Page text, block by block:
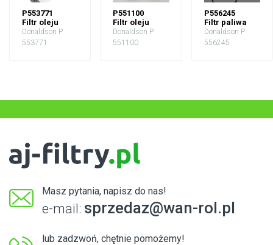
P553771
Filtr oleju
Donaldson P
553771
P551100
Filtr oleju
Donaldson P
551100
P556245
Filtr paliwa
Donaldson P
556245
Masz pytania, napisz do nas!
e-mail: sprzedaz@wan-rol.pl
lub zadzwoń, chętnie pomożemy!